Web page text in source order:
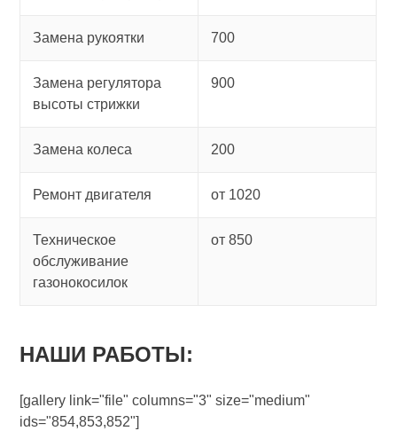
Замена рукоятки 700
Замена регулятора
высоты стрижки
900
Замена колеса 200
Ремонт двигателя от 1020
Техническое
обслуживание
газонокосилок
от 850
НАШИ РАБОТЫ:
[gallery link="file" columns="3" size="medium"
ids="854,853,852"]